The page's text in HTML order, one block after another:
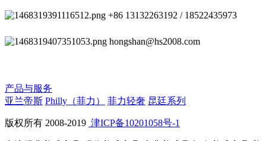
+86 13132263192 / 18522435973
hongshan@hs2008.com
产品与服务
亚兰帝斯 Philly（菲力） 菲力轻奢 昆廷系列
版权所有 2008-2019 津ICP备10201058号-1